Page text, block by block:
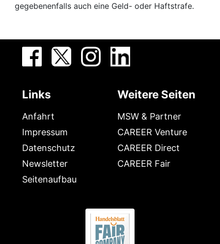
gegebenenfalls auch eine Geld- oder Haftstrafe.
Links
Anfahrt
Impressum
Datenschutz
Newsletter
Seitenaufbau
Weitere Seiten
MSW & Partner
CAREER Venture
CAREER Direct
CAREER Fair